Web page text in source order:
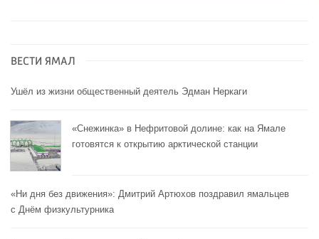
ВЕСТИ ЯМАЛ
Ушёл из жизни общественный деятель Эдман Неркаги
«Снежинка» в Нефритовой долине: как на Ямале
готовятся к открытию арктической станции
«Ни дня без движения»: Дмитрий Артюхов поздравил ямальцев
с Днём физкультурника